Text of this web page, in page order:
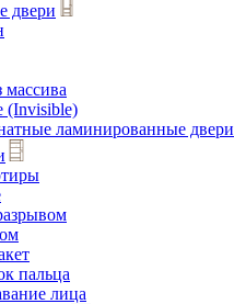
двери
массива
(Invisible)
ламинированные двери
пальца
лица